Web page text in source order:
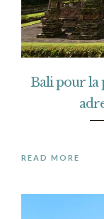
Bali pour la
READ MORE